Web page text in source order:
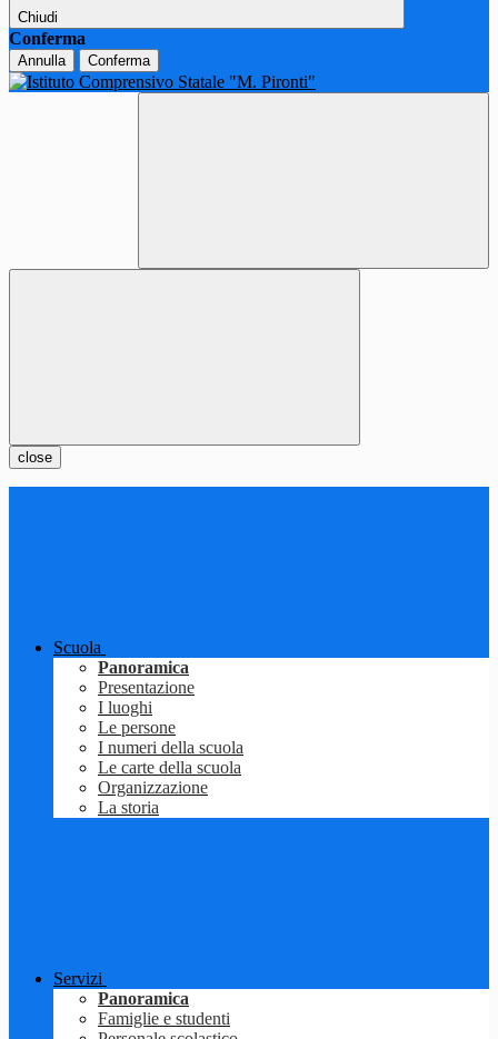
Chiudi
Conferma
Annulla Conferma
close
Scuola
Panoramica
Presentazione
I luoghi
Le persone
I numeri della scuola
Le carte della scuola
Organizzazione
La storia
Servizi
Panoramica
Famiglie e studenti